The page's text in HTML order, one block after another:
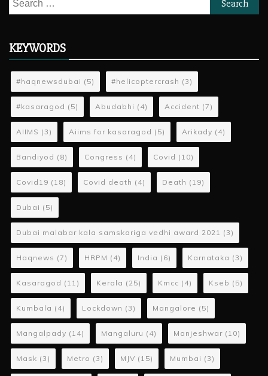
for:
KEYWORDS
#haqnewsdubai (5) #helicoptercrash (3)
#kasaragod (5) Abudabhi (4) Accident (7)
AIIMS (3) Aiims for kasaragod (5) Arikady (4)
Bandiyod (8) Congress (4) Covid (10)
Covid19 (18) Covid death (4) Death (19)
Dubai (5)
Dubai malabar kala samskariga vedhi award 2021 (3)
Haqnews (7) HRPM (4) India (6) Karnataka (3)
Kasaragod (11) Kerala (25) Kmcc (4) Kseb (5)
Kumbala (4) Lockdown (3) Mangalore (5)
Mangalpady (14) Mangaluru (4) Manjeshwar (10)
Mask (3) Metro (3) MJV (15) Mumbai (3)